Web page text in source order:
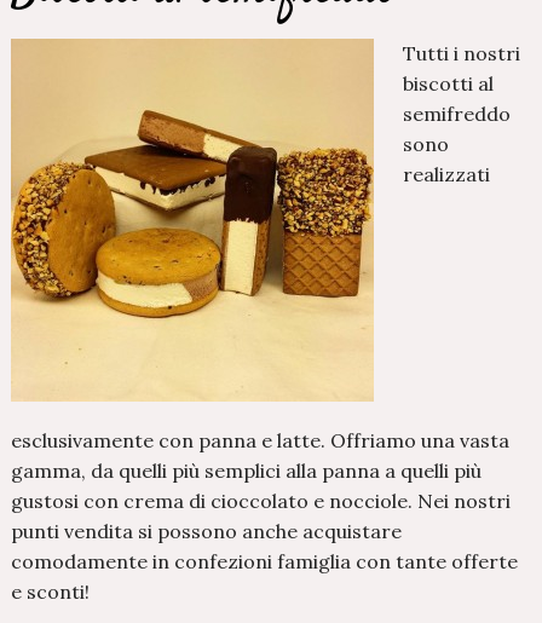
Tutti i nostri
biscotti al
semifreddo
sono
realizzati
esclusivamente con panna e latte. Offriamo una vasta
gamma, da quelli più semplici alla panna a quelli più
gustosi con crema di cioccolato e nocciole. Nei nostri
punti vendita si possono anche acquistare
comodamente in confezioni famiglia con tante offerte
e sconti!